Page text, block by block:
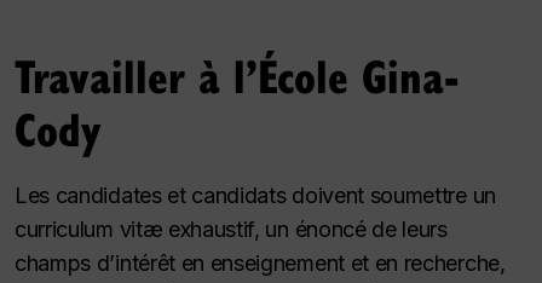
Travailler à l’École Gina-
Cody
Les candidates et candidats doivent soumettre un
curriculum vitæ exhaustif, un énoncé de leurs
champs d’intérêt en enseignement et en recherche,